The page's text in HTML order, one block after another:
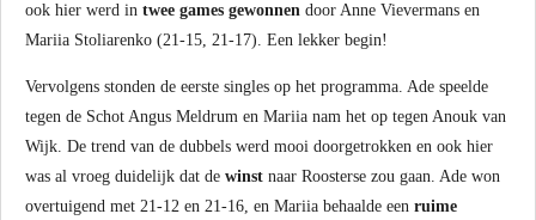
ook hier werd in twee games gewonnen door Anne Vievermans en
Mariia Stoliarenko (21-15, 21-17). Een lekker begin!
Vervolgens stonden de eerste singles op het programma. Ade speelde
tegen de Schot Angus Meldrum en Mariia nam het op tegen Anouk van
Wijk. De trend van de dubbels werd mooi doorgetrokken en ook hier
was al vroeg duidelijk dat de winst naar Roosterse zou gaan. Ade won
overtuigend met 21-12 en 21-16, en Mariia behaalde een ruime